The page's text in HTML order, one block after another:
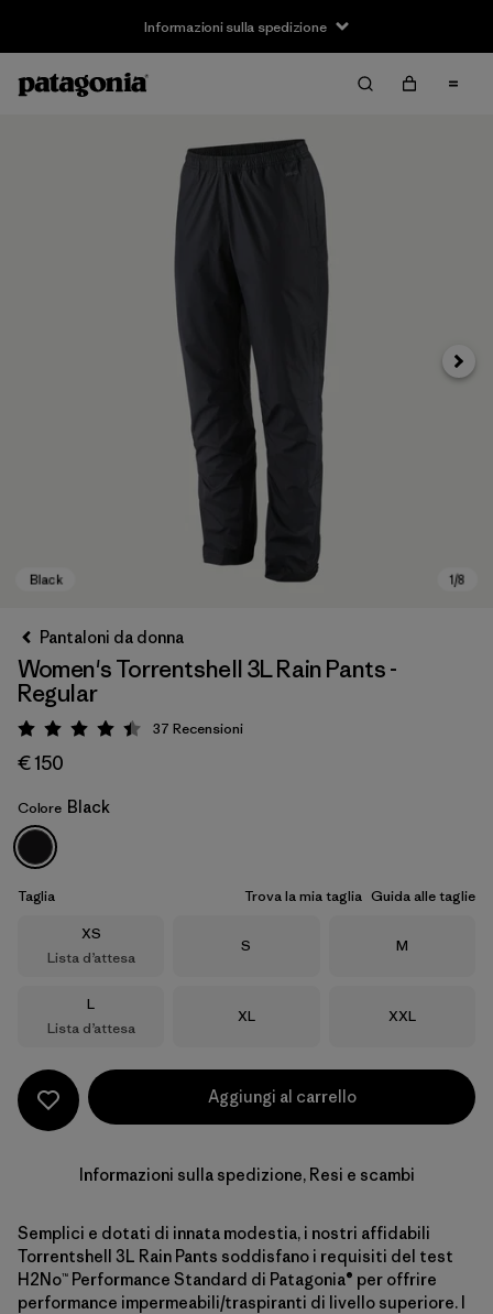
Informazioni sulla spedizione
Black
Avanti
Pantaloni da donna
Women's Torrentshell 3L Rain Pants -
Regular
Valutazione: 4.4 / 5
37 Recensioni
€ 150
Colore Black
Taglia Trova la mia taglia Guida alle taglie
Taglia
XS
Lista d’attesa
Taglia
S Taglia
M
Taglia
L
Lista d’attesa
Taglia
XL Taglia
XXL
Aggiungi al carrello
Informazioni sulla spedizione, Resi e scambi
Semplici e dotati di innata modestia, i nostri affidabili
Torrentshell 3L Rain Pants soddisfano i requisiti del test
H2No™ Performance Standard di Patagonia® per offrire
performance impermeabili/traspiranti di livello superiore. I